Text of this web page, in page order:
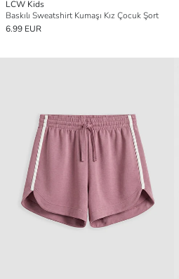
LCW Kids
Baskılı Sweatshirt Kumaşı Kız Çocuk Şort
6.99 EUR